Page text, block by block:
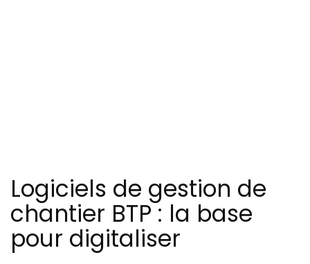
Logiciels de gestion de
chantier BTP : la base
pour digitaliser